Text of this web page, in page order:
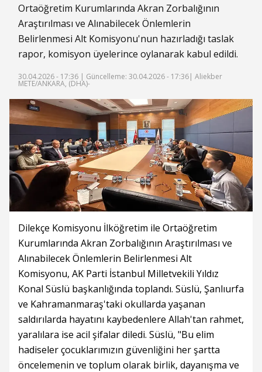
Ortaöğretim Kurumlarında Akran Zorbalığının
Araştırılması ve Alınabilecek Önlemlerin
Belirlenmesi Alt Komisyonu'nun hazırladığı taslak
rapor, komisyon üyelerince oylanarak kabul edildi.
30.04.2026 - 17:36 | Güncelleme: 30.04.2026 - 17:36| Aliekber
METE/ANKARA, (DHA)-
Dilekçe Komisyonu İlköğretim ile Ortaöğretim
Kurumlarında Akran Zorbalığının Araştırılması ve
Alınabilecek Önlemlerin Belirlenmesi Alt
Komisyonu, AK Parti İstanbul Milletvekili Yıldız
Konal Süslü başkanlığında toplandı. Süslü, Şanlıurfa
ve Kahramanmaraş'taki okullarda yaşanan
saldırılarda hayatını kaybedenlere Allah'tan rahmet,
yaralılara ise acil şifalar diledi. Süslü, "Bu elim
hadiseler çocuklarımızın güvenliğini her şartta
öncelemenin ve toplum olarak birlik, dayanışma ve